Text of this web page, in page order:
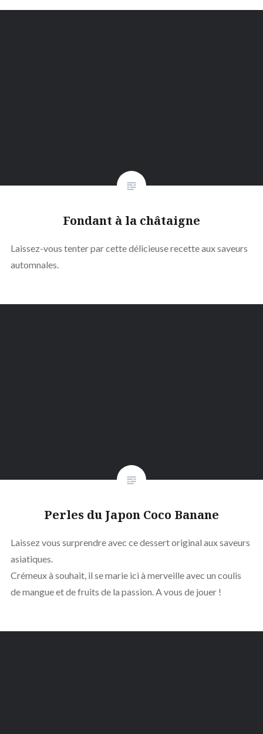
Fondant à la châtaigne
Laissez-vous tenter par cette délicieuse recette aux saveurs
automnales.
Perles du Japon Coco Banane
Laissez vous surprendre avec ce dessert original aux saveurs
asiatiques.
Crémeux à souhait, il se marie ici à merveille avec un coulis
de mangue et de fruits de la passion. A vous de jouer !